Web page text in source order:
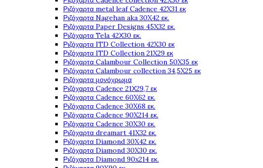
Ριζόχαρτα metal leaf Cadence 42X31 εκ
Ριζόχαρτα Nagehan aka 30X42 εκ.
Ριζόχαρτα Paper Designs 45X32 εκ.
Ριζόχαρτα Tela 42Χ30 εκ.
Ριζόχαρτα ITD Collection 42X30 εκ
Ριζόχαρτα ITD Collection 21X29 εκ
Ριζόχαρτα Calambour Collection 50X35 εκ
Ριζόχαρτα Calambour collection 34,5X25 εκ
Ριζόχαρτα μονόχρωμα
Ριζόχαρτα Cadence 21Χ29,7 εκ
Ριζόχαρτα Cadence 60X62 εκ.
Ριζόχαρτα Cadence 30X68 εκ.
Ριζόχαρτα Cadence 90X214 εκ.
Ριζόχαρτα Cadence 30X30 εκ.
Ριζόχαρτα dreamart 41X32 εκ.
Ριζόχαρτα Diamond 30X42 εκ.
Ριζόχαρτα Diamond 30X30 εκ.
Ριζόχαρτα Diamond 90x214 εκ.